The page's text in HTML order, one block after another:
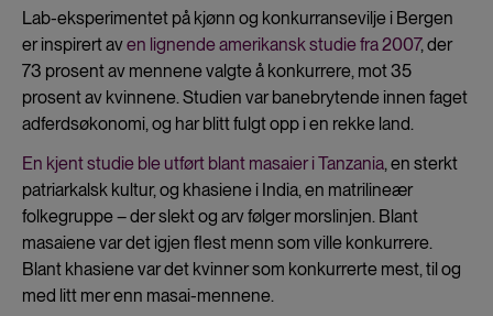
Lab-eksperimentet på kjønn og konkurransevilje i Bergen
er inspirert aven lignende amerikansk studie fra 2007, der
73 prosent av mennene valgte å konkurrere, mot 35
prosent av kvinnene. Studien var banebrytende innen faget
adferdsøkonomi, og har blitt fulgt opp i en rekke land.
En kjent studie ble utført blant masaier i Tanzania, en sterkt
patriarkalsk kultur, og khasiene i India, en matrilineær
folkegruppe – der slekt og arv følger morslinjen. Blant
masaiene var det igjen flest menn som ville konkurrere.
Blant khasiene var det kvinner som konkurrerte mest, til og
med litt mer enn masai-mennene.